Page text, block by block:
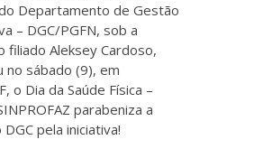
Departamento de Gestão
– DGC/PGFN, sob a
filiado Aleksey Cardoso,
no sábado (9), em
o Dia da Saúde Física –
parabeniza a
pela iniciativa!